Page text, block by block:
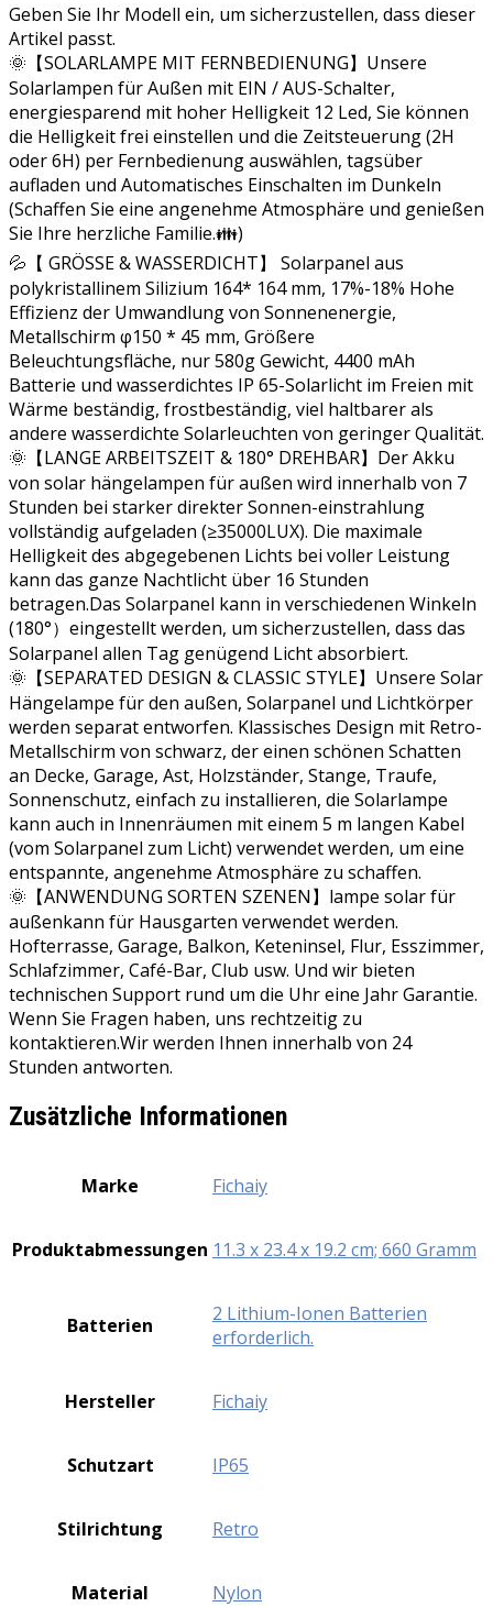
Kabel
-
180
°
Einstellbares
Solarpanel
für
Garten,Terrassen,Haus
Dekoration
(Warmweiß)
Menge
Geben Sie Ihr Modell ein, um sicherzustellen, dass dieser
Artikel passt.
🌞【SOLARLAMPE MIT FERNBEDIENUNG】Unsere
Solarlampen für Außen mit EIN / AUS-Schalter,
energiesparend mit hoher Helligkeit 12 Led, Sie können
die Helligkeit frei einstellen und die Zeitsteuerung (2H
oder 6H) per Fernbedienung auswählen, tagsüber
aufladen und Automatisches Einschalten im Dunkeln
(Schaffen Sie eine angenehme Atmosphäre und genießen
Sie Ihre herzliche Familie.👪)
💦【 GRÖSSE & WASSERDICHT】 Solarpanel aus
polykristallinem Silizium 164* 164 mm, 17%-18% Hohe
Effizienz der Umwandlung von Sonnenenergie,
Metallschirm φ150 * 45 mm, Größere
Beleuchtungsfläche, nur 580g Gewicht, 4400 mAh
Batterie und wasserdichtes IP 65-Solarlicht im Freien mit
Wärme beständig, frostbeständig, viel haltbarer als
andere wasserdichte Solarleuchten von geringer Qualität.
🌞【LANGE ARBEITSZEIT & 180° DREHBAR】Der Akku
von solar hängelampen für außen wird innerhalb von 7
Stunden bei starker direkter Sonnen-einstrahlung
vollständig aufgeladen (≥35000LUX). Die maximale
Helligkeit des abgegebenen Lichts bei voller Leistung
kann das ganze Nachtlicht über 16 Stunden
betragen.Das Solarpanel kann in verschiedenen Winkeln
(180°）eingestellt werden, um sicherzustellen, dass das
Solarpanel allen Tag genügend Licht absorbiert.
🌞【SEPARATED DESIGN & CLASSIC STYLE】Unsere Solar
Hängelampe für den außen, Solarpanel und Lichtkörper
werden separat entworfen. Klassisches Design mit Retro-
Metallschirm von schwarz, der einen schönen Schatten
an Decke, Garage, Ast, Holzständer, Stange, Traufe,
Sonnenschutz, einfach zu installieren, die Solarlampe
kann auch in Innenräumen mit einem 5 m langen Kabel
(vom Solarpanel zum Licht) verwendet werden, um eine
entspannte, angenehme Atmosphäre zu schaffen.
🌞【ANWENDUNG SORTEN SZENEN】lampe solar für
außenkann für Hausgarten verwendet werden.
Hofterrasse, Garage, Balkon, Keteninsel, Flur, Esszimmer,
Schlafzimmer, Café-Bar, Club usw. Und wir bieten
technischen Support rund um die Uhr eine Jahr Garantie.
Wenn Sie Fragen haben, uns rechtzeitig zu
kontaktieren.Wir werden Ihnen innerhalb von 24
Stunden antworten.
Zusätzliche Informationen
Marke ‎Fichaiy
Produktabmessungen ‎11.3 x 23.4 x 19.2 cm; 660 Gramm
Batterien
‎2 Lithium-Ionen Batterien
erforderlich.
Hersteller ‎Fichaiy
Schutzart ‎IP65
Stilrichtung ‎Retro
Material ‎Nylon